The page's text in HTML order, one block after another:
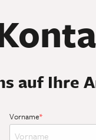
auf Ihre
Vorname*